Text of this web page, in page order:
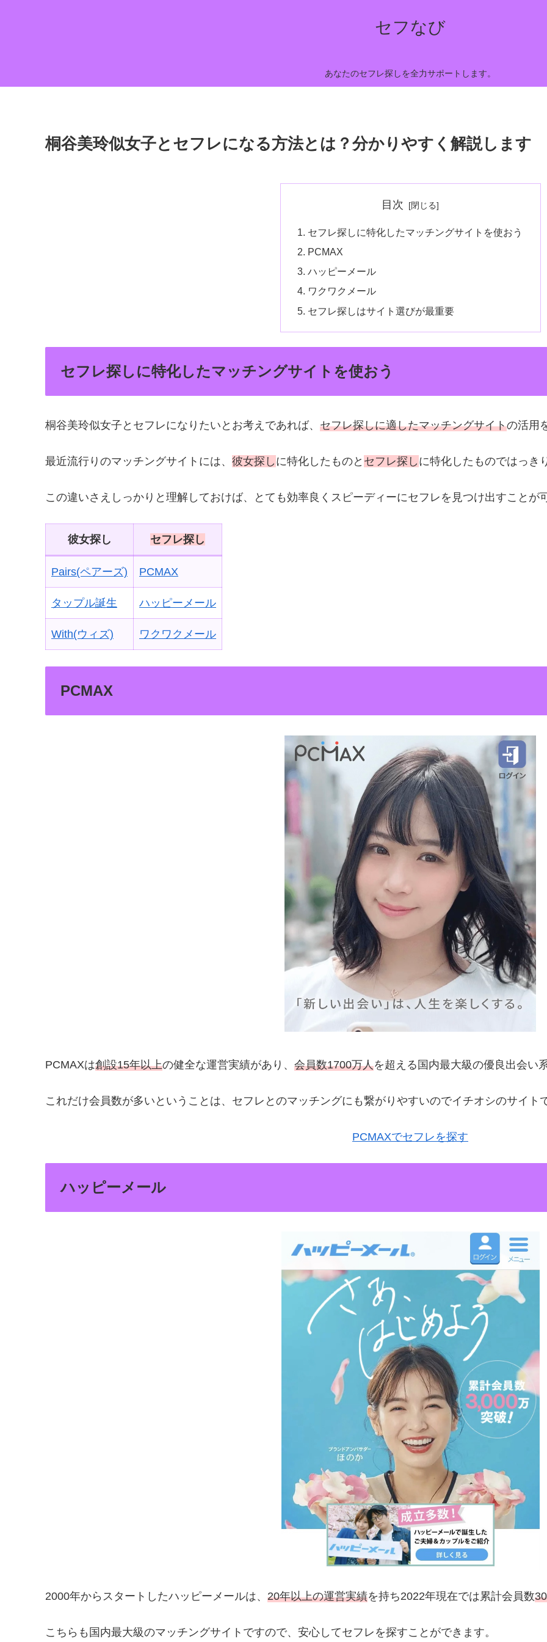
セフなび
あなたのセフレ探しを全力サポートします。
桐谷美玲似女子とセフレになる方法とは？分かりやすく解説します
目次
セフレ探しに特化したマッチングサイトを使おう
PCMAX
ハッピーメール
ワクワクメール
セフレ探しはサイト選びが最重要
セフレ探しに特化したマッチングサイトを使おう
桐谷美玲似女子とセフレになりたいとお考えであれば、 セフレ探しに適したマッチングサイトの活用
最近流行りのマッチングサイトには、 彼女探し に特化したものと セフレ探し に特化したものではっき
この違いさえしっかりと理解しておけば、とても効率良くスピーディーにセフレを見つけ出すことが
彼女探し セフレ探し
Pairs(ペアーズ) PCMAX
タップル誕生 ハッピーメール
With(ウィズ) ワクワクメール
PCMAX
PCMAXは創設15年以上の健全な運営実績があり、 会員数1700万人を超える国内最大級の優良出会い
これだけ会員数が多いということは、セフレとのマッチングにも繋がりやすいのでイチオシのサイト
PCMAXでセフレを探す
ハッピーメール
2000年からスタートしたハッピーメールは、 20年以上の運営実績を持ち2022年現在では累計会員数
こちらも国内最大級のマッチングサイトですので、安心してセフレを探すことができます。